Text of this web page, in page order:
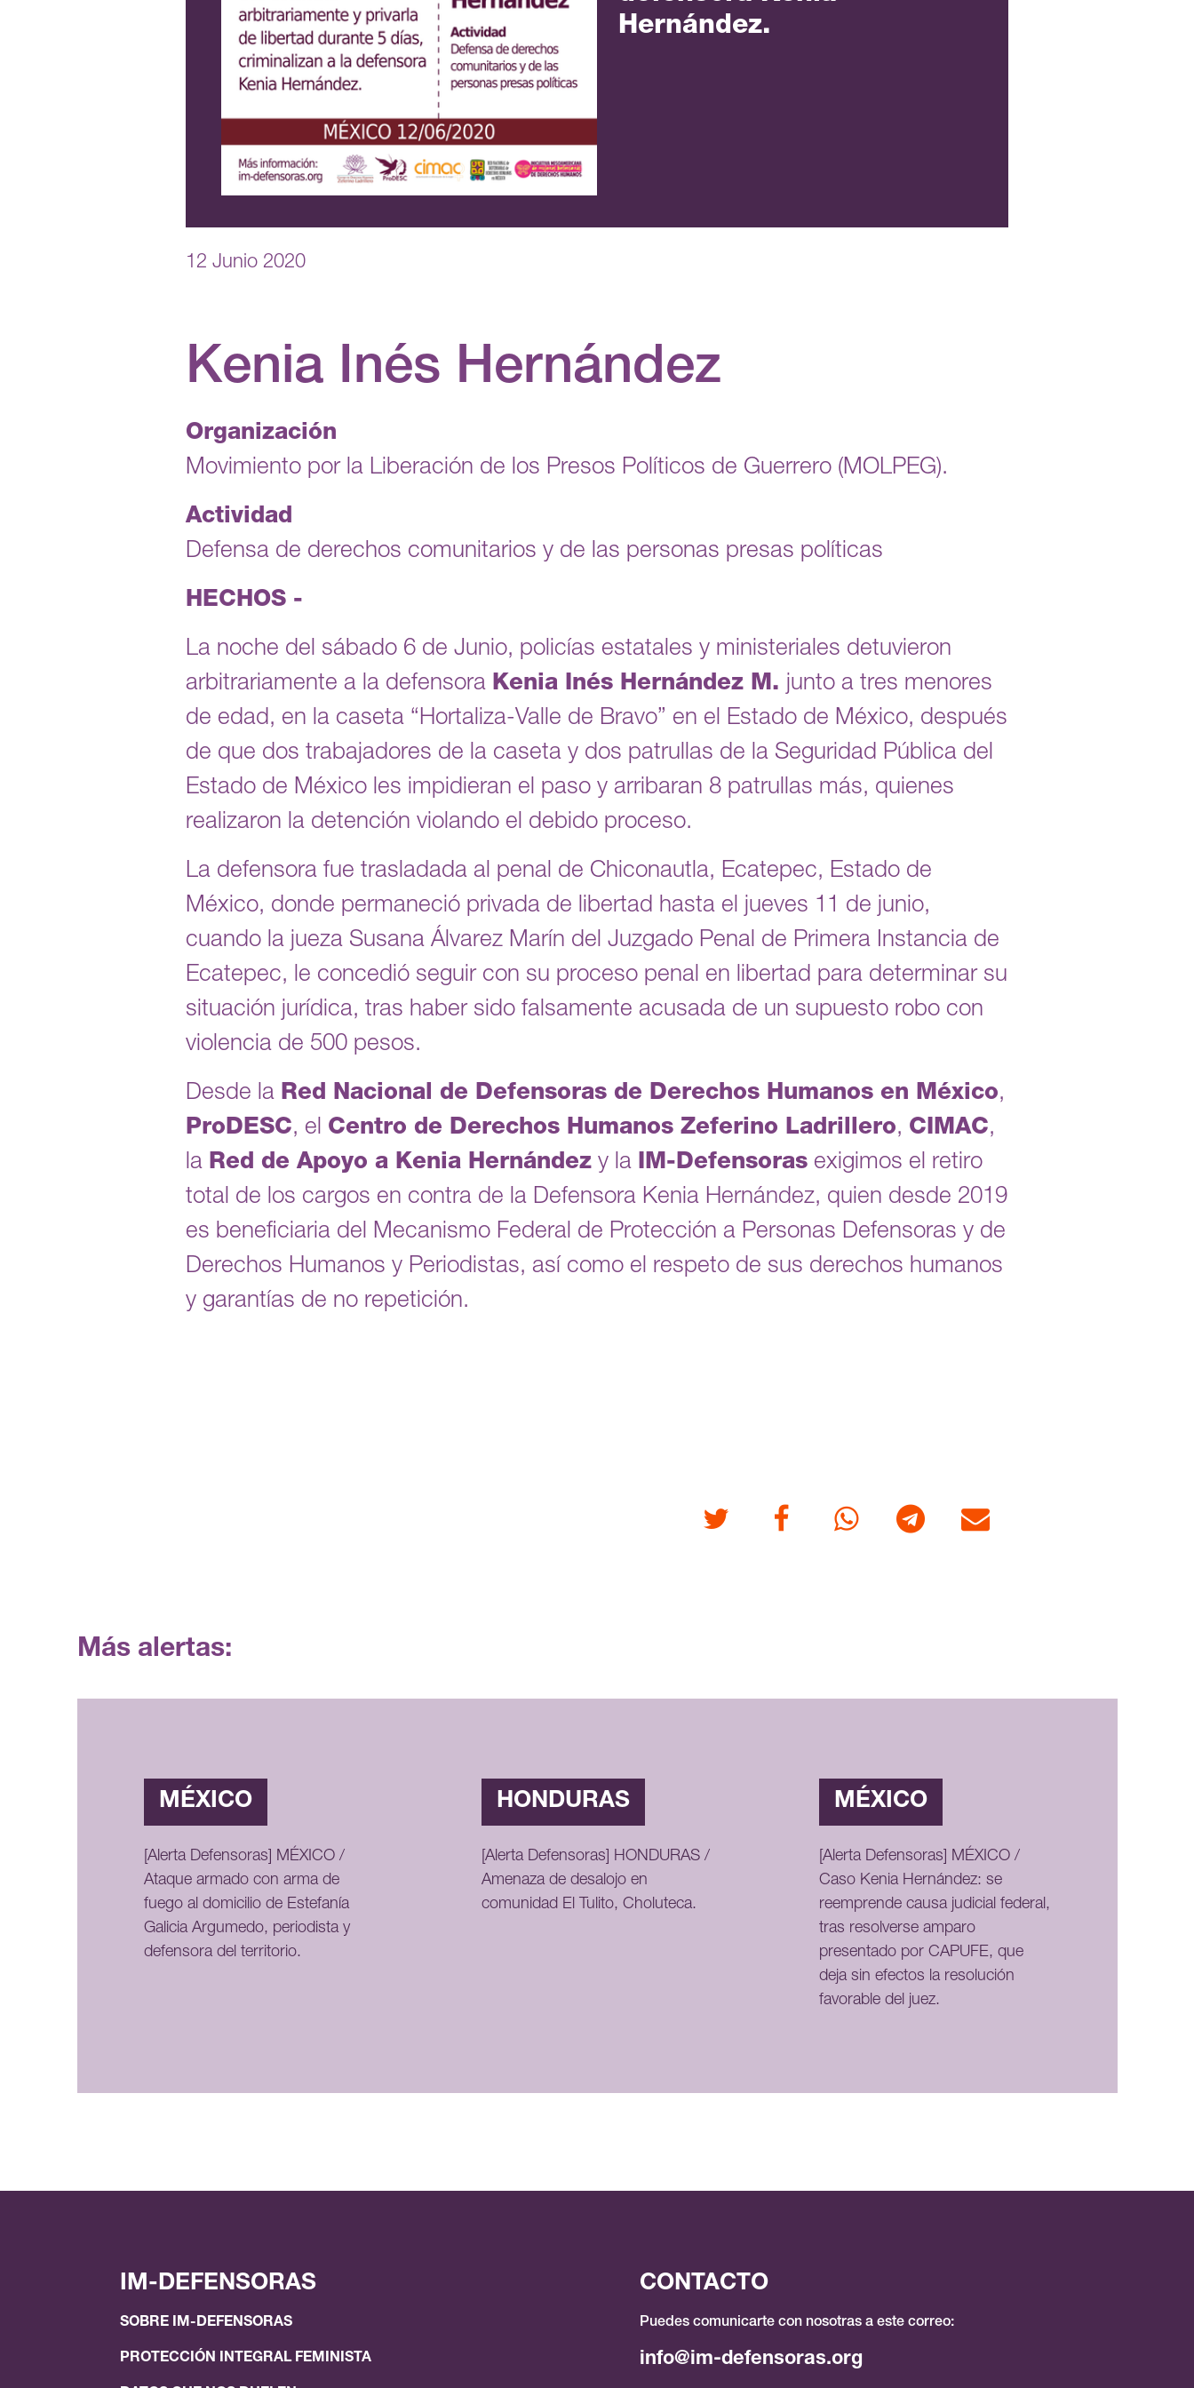
Hernández.
12 Junio 2020
Kenia Inés Hernández
Organización
Movimiento por la Liberación de los Presos Políticos de Guerrero (MOLPEG).
Actividad
Defensa de derechos comunitarios y de las personas presas políticas
HECHOS -
La noche del sábado 6 de Junio, policías estatales y ministeriales detuvieron
arbitrariamente a la defensora Kenia Inés Hernández M. junto a tres menores
de edad, en la caseta “Hortaliza-Valle de Bravo” en el Estado de México, después
de que dos trabajadores de la caseta y dos patrullas de la Seguridad Pública del
Estado de México les impidieran el paso y arribaran 8 patrullas más, quienes
realizaron la detención violando el debido proceso.
La defensora fue trasladada al penal de Chiconautla, Ecatepec, Estado de
México, donde permaneció privada de libertad hasta el jueves 11 de junio,
cuando la jueza Susana Álvarez Marín del Juzgado Penal de Primera Instancia de
Ecatepec, le concedió seguir con su proceso penal en libertad para determinar su
situación jurídica, tras haber sido falsamente acusada de un supuesto robo con
violencia de 500 pesos.
Desde la Red Nacional de Defensoras de Derechos Humanos en México,
ProDESC, el Centro de Derechos Humanos Zeferino Ladrillero, CIMAC,
la Red de Apoyo a Kenia Hernández y la IM-Defensoras exigimos el retiro
total de los cargos en contra de la Defensora Kenia Hernández, quien desde 2019
es beneficiaria del Mecanismo Federal de Protección a Personas Defensoras y de
Derechos Humanos y Periodistas, así como el respeto de sus derechos humanos
y garantías de no repetición.
Twitter FacebookWhatsappTelegram Correo
Más alertas:
MÉXICO
[Alerta Defensoras] MÉXICO /
Ataque armado con arma de
fuego al domicilio de Estefanía
Galicia Argumedo, periodista y
defensora del territorio.
HONDURAS
[Alerta Defensoras] HONDURAS /
Amenaza de desalojo en
comunidad El Tulito, Choluteca.
MÉXICO
[Alerta Defensoras] MÉXICO /
Caso Kenia Hernández: se
reemprende causa judicial federal,
tras resolverse amparo
presentado por CAPUFE, que
deja sin efectos la resolución
favorable del juez.
IM-DEFENSORAS
SOBRE IM-DEFENSORAS
PROTECCIÓN INTEGRAL FEMINISTA
CONTACTO
Puedes comunicarte con nosotras a este correo:
info@im-defensoras.org